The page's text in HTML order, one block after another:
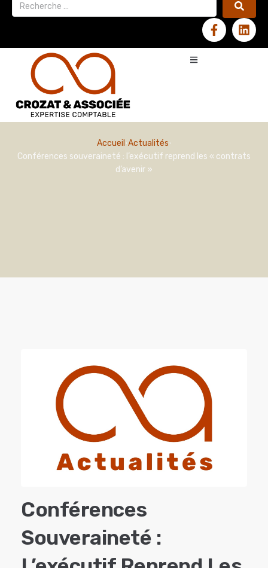
Accueil Actualités
Conférences souveraineté : l’exécutif reprend les « contrats
d’avenir »
Conférences
Souveraineté :